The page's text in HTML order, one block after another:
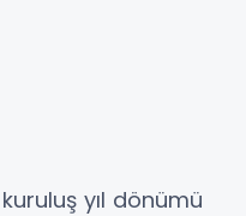
yıl dönümü